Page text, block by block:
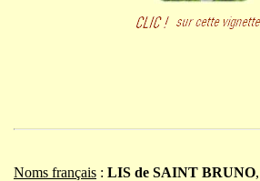
Noms français : LIS de SAINT BRUNO